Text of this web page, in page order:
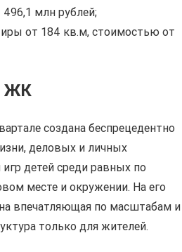
млн рублей;
от 184 кв.м, стоимостью от
ЖК
создана беспрецедентно
деловых и личных
детей среди равных по
месте и окружении. На его
впечатляющая по масштабам и
только для жителей.